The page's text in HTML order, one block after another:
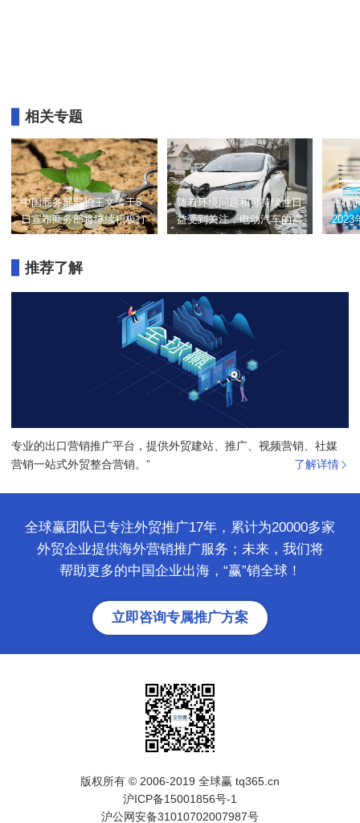
相关专题
中国商务部部长王文涛于5
日宣布商务部将继续积极打
造"投资中国"品牌，以进一
标准，促进更多的投资，并
投资环境。“投资中国年”高
峰会议暨上海城市推介当天
在上海举办，这是第六届中
国国际进口博览会期间一项
随着环境问题和可持续性日
益受到关注，电动汽车的需
求迅速增长。因此，电动汽
势，同时探讨出口渠道和策
略。
根据
2023
贸易
推荐了解
专业的出口营销推广平台，提供外贸建站、推广、视频营销、社媒
营销一站式外贸整合营销。”
了解详情
全球赢团队已专注外贸推广17年，累计为20000多家
外贸企业提供海外营销推广服务；未来，我们将
帮助更多的中国企业出海，“赢”销全球！
立即咨询专属推广方案
版权所有 © 2006-2019 全球赢 tq365.cn
沪ICP备15001856号-1
沪公网安备31010702007987号